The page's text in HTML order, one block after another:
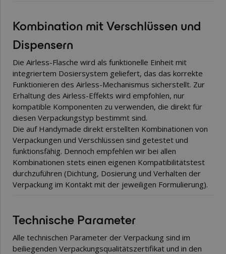
Kombination mit Verschlüssen und
Dispensern
Die Airless-Flasche wird als funktionelle Einheit mit
integriertem Dosiersystem geliefert, das das korrekte
Funktionieren des Airless-Mechanismus sicherstellt. Zur
Erhaltung des Airless-Effekts wird empfohlen, nur
kompatible Komponenten zu verwenden, die direkt für
diesen Verpackungstyp bestimmt sind.
Die auf Handymade direkt erstellten Kombinationen von
Verpackungen und Verschlüssen sind getestet und
funktionsfähig. Dennoch empfehlen wir bei allen
Kombinationen stets einen eigenen Kompatibilitätstest
durchzuführen (Dichtung, Dosierung und Verhalten der
Verpackung im Kontakt mit der jeweiligen Formulierung).
Technische Parameter
Alle technischen Parameter der Verpackung sind im
beiliegenden Verpackungsqualitätszertifikat und in den